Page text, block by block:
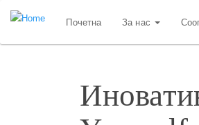
Skip
Почетна За нас